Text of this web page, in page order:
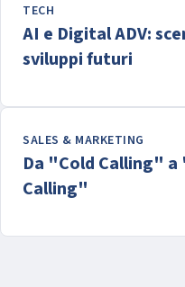
TECH
AI e Digital ADV:
sviluppi futuri
SALES & MARKETING
Da "Cold Calling" a
Calling"